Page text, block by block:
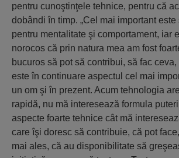
pentru cunoştinţele tehnice, pentru că
dobândi în timp. „Cel mai important este
pentru mentalitate şi comportament, iar
norocos că prin natura mea am fost
bucuros să pot să contribui, să fac
este în continuare aspectul cel mai
un om şi în prezent. Acum tehnologia
rapidă, nu mă interesează formula
aspecte foarte tehnice cât mă
care îşi doresc să contribuie, că pot
mai ales, că au disponibilitate să